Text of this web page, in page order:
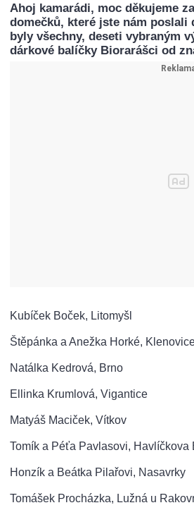
Ahoj kamarádi, moc děkujeme
domečků, které jste nám poslali
byly všechny, deseti vybraným
dárkové balíčky Biorarášci od
Kubíček Boček, Litomyšl
Štěpánka a Anežka Horké,
Natálka Kedrová, Brno
Ellinka Krumlová, Vigantice
Matyáš Maciček, Vítkov
Tomík a Péťa Pavlasovi, Havlíčkova
Honzík a Beátka Pilařovi, Nasavrky
Tomášek Procházka, Lužná u